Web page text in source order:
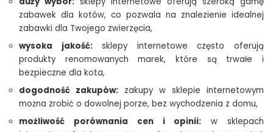
zabawek dla kotów, co pozwala na znalezienie idealnej
zabawki dla Twojego zwierzęcia,
wysoka jakość:sklepy internetowe często oferują
produkty renomowanych marek, które są trwałe i
bezpieczne dla kota,
dogodność zakupów: zakupy w sklepie internetowym
można zrobić o dowolnej porze, bez wychodzenia z domu,
możliwość porównania cen i opinii: w sklepach